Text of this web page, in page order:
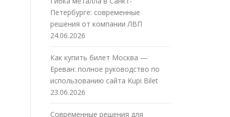
Петербурге: современные
решения от компании ЛВП
24.06.2026
Как купить билет Москва —
Ереван: полное руководство по
использованию сайта Kupi Bilet
23.06.2026
Современные решения для